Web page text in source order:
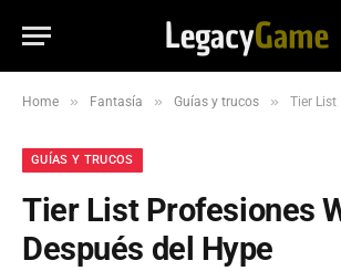
Home » Fantasía » Guías y trucos » Tier List
GUÍAS Y TRUCOS
Tier List Profesiones
Después del Hype